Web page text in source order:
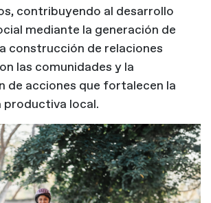
contribuyendo al desarrollo
mediante la generación de
construcción de relaciones
las comunidades y la
de acciones que fortalecen la
local.